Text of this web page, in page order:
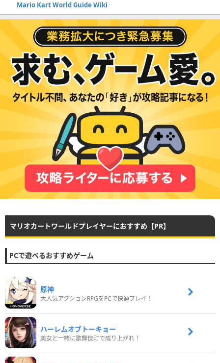
Mario Kart World Guide Wiki
マリオカートワールドプレイヤーにおすすめ【PR】
PCで遊べるおすすめゲーム
原神
大人気アクションRPGをPCで快適プレイ！
ハーレムオブトーキョー
美女と一緒に歌舞伎町で成り上がれ！